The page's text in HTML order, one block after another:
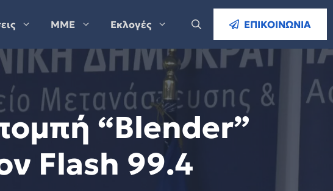
ΜΜΕ Εκλογές ΕΠΙΚΟΙΝΩΝΙΑ
“Blender”
Flash 99.4